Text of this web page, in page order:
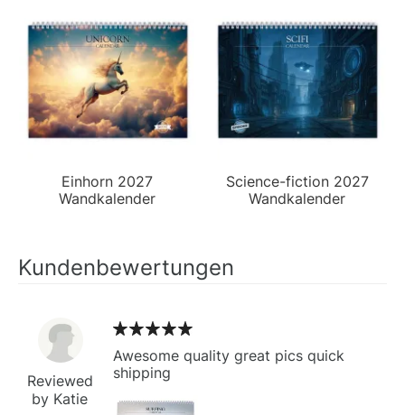
Einhorn 2027
Wandkalender
Science-fiction 2027
Wandkalender
Kundenbewertungen
Reviewed
by Katie
Awesome quality great pics quick
shipping